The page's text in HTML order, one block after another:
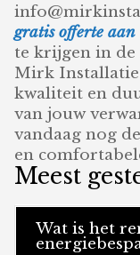
gratis offerte aan
te krijgen in de
Mirk
kwaliteit en
van jouw
vandaag nog
en
Meest
Wat is het